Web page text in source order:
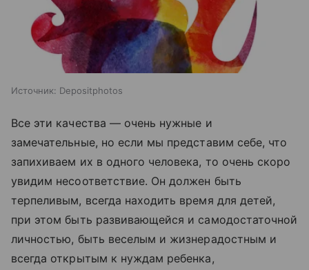
Источник: Depositphotos
Все эти качества — очень нужные и
замечательные, но если мы представим себе, что
запихиваем их в одного человека, то очень скоро
увидим несоответствие. Он должен быть
терпеливым, всегда находить время для детей,
при этом быть развивающейся и самодостаточной
личностью, быть веселым и жизнерадостным и
всегда открытым к нуждам ребенка,